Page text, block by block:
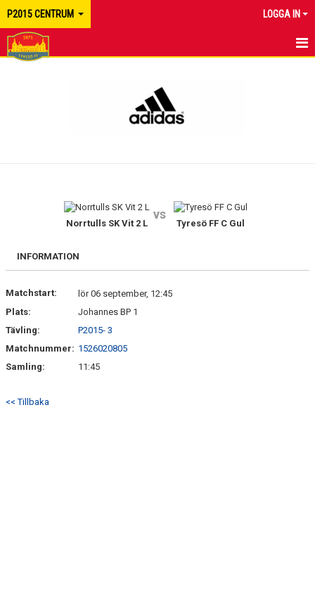
P2015 CENTRUM LOGGA IN
DOKUMENT
Norrtulls SK Vit 2 L
vs
Tyresö FF C Gul
INFORMATION
Matchstart:
lör 06 september, 12:45
Plats:
Johannes BP 1
Tävling:
P2015- 3
Matchnummer: 1526020805
Samling:
11:45
<< Tillbaka